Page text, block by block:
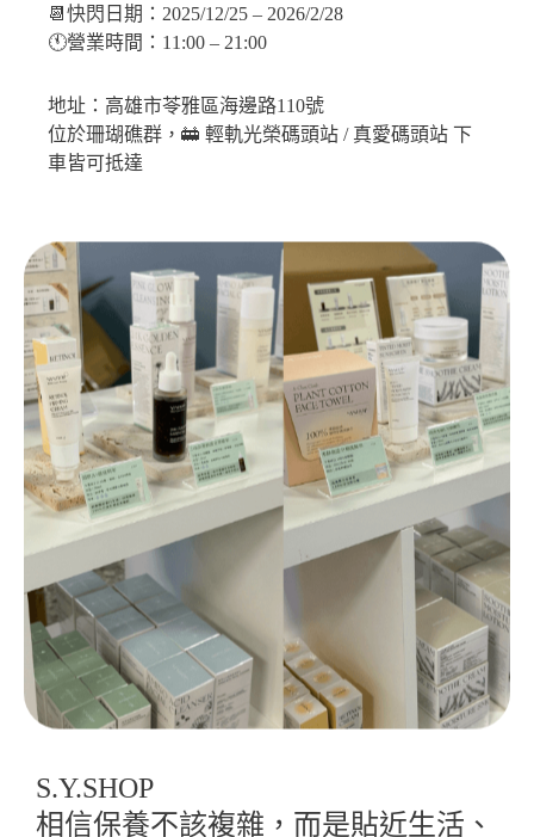
📆快閃日期：2025/12/25 – 2026/2/28
🕚營業時間：11:00 – 21:00
地址：高雄市苓雅區海邊路110號
位於珊瑚礁群，🚋 輕軌光榮碼頭站 / 真愛碼頭站 下
車皆可抵達
S.Y.SHOP
相信保養不該複雜，而是貼近生活、